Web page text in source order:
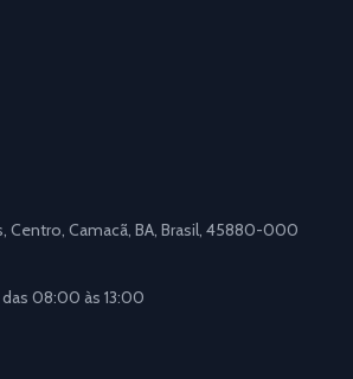
Centro, Camacã, BA, Brasil, 45880-000
08:00 às 13:00